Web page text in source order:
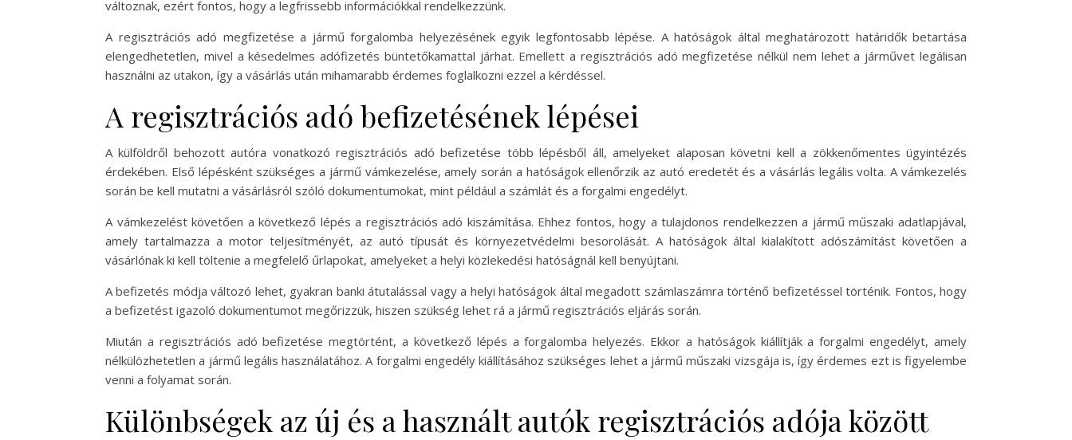
változnak, ezért fontos, hogy a legfrissebb információkkal rendelkezzünk.
A regisztrációs adó megfizetése a jármű forgalomba helyezésének egyik legfontosabb lépése. A hatóságok által meghatározott határidők betartása
elengedhetetlen, mivel a késedelmes adófizetés büntetőkamattal járhat. Emellett a regisztrációs adó megfizetése nélkül nem lehet a járművet legálisan
használni az utakon, így a vásárlás után mihamarabb érdemes foglalkozni ezzel a kérdéssel.
A regisztrációs adó befizetésének lépései
A külföldről behozott autóra vonatkozó regisztrációs adó befizetése több lépésből áll, amelyeket alaposan követni kell a zökkenőmentes ügyintézés
érdekében. Első lépésként szükséges a jármű vámkezelése, amely során a hatóságok ellenőrzik az autó eredetét és a vásárlás legális volta. A vámkezelés
során be kell mutatni a vásárlásról szóló dokumentumokat, mint például a számlát és a forgalmi engedélyt.
A vámkezelést követően a következő lépés a regisztrációs adó kiszámítása. Ehhez fontos, hogy a tulajdonos rendelkezzen a jármű műszaki adatlapjával,
amely tartalmazza a motor teljesítményét, az autó típusát és környezetvédelmi besorolását. A hatóságok által kialakított adószámítást követően a
vásárlónak ki kell töltenie a megfelelő űrlapokat, amelyeket a helyi közlekedési hatóságnál kell benyújtani.
A befizetés módja változó lehet, gyakran banki átutalással vagy a helyi hatóságok által megadott számlaszámra történő befizetéssel történik. Fontos, hogy
a befizetést igazoló dokumentumot megőrizzük, hiszen szükség lehet rá a jármű regisztrációs eljárás során.
Miután a regisztrációs adó befizetése megtörtént, a következő lépés a forgalomba helyezés. Ekkor a hatóságok kiállítják a forgalmi engedélyt, amely
nélkülözhetetlen a jármű legális használatához. A forgalmi engedély kiállításához szükséges lehet a jármű műszaki vizsgája is, így érdemes ezt is figyelembe
venni a folyamat során.
Különbségek az új és a használt autók regisztrációs adója között